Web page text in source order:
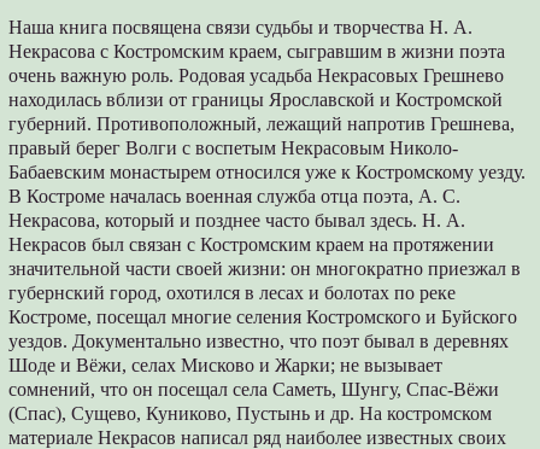
Наша книга посвящена связи судьбы и творчества Н. А.
Некрасова с Костромским краем, сыгравшим в жизни поэта
очень важную роль. Родовая усадьба Некрасовых Грешнево
находилась вблизи от границы Ярославской и Костромской
губерний. Противоположный, лежащий напротив Грешнева,
правый берег Волги с воспетым Некрасовым Николо-
Бабаевским монастырем относился уже к Костромскому уезду.
В Костроме началась военная служба отца поэта, А. С.
Некрасова, который и позднее часто бывал здесь. Н. А.
Некрасов был связан с Костромским краем на протяжении
значительной части своей жизни: он многократно приезжал в
губернский город, охотился в лесах и болотах по реке
Костроме, посещал многие селения Костромского и Буйского
уездов. Документально известно, что поэт бывал в деревнях
Шоде и Вёжи, селах Мисково и Жарки; не вызывает
сомнений, что он посещал села Саметь, Шунгу, Спас-Вёжи
(Спас), Сущево, Куниково, Пустынь и др. На костромском
материале Некрасов написал ряд наиболее известных своих